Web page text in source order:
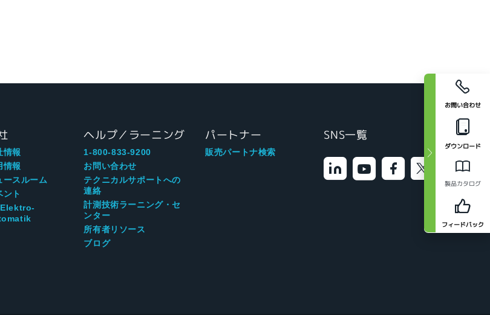
お問い合わせ
ダウンロード
製品カタログ
フィードバック
情報
情報
ースルーム
ント
ヘルプ／ラーニング
1-800-833-9200
お問い合わせ
テクニカルサポートへの
連絡
計測技術ラーニング・セ
ンター
所有者リソース
ブログ
パートナー
販売パートナ検索
SNS一覧